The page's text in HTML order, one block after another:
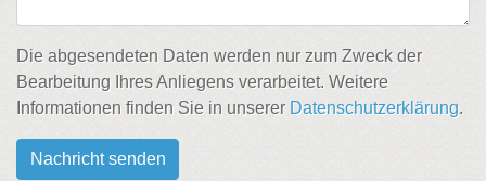
Die abgesendeten Daten werden nur zum Zweck der
Bearbeitung Ihres Anliegens verarbeitet. Weitere
Informationen finden Sie in unserer Datenschutzerklärung.